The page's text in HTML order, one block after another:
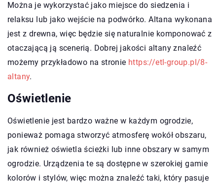
Można je wykorzystać jako miejsce do siedzenia i
relaksu lub jako wejście na podwórko. Altana wykonana
jest z drewna, więc będzie się naturalnie komponować z
otaczającą ją scenerią. Dobrej jakości altany znaleźć
możemy przykładowo na stronie https://etl-group.pl/8-
altany.
Oświetlenie
Oświetlenie jest bardzo ważne w każdym ogrodzie,
ponieważ pomaga stworzyć atmosferę wokół obszaru,
jak również oświetla ścieżki lub inne obszary w samym
ogrodzie. Urządzenia te są dostępne w szerokiej gamie
kolorów i stylów, więc można znaleźć taki, który pasuje